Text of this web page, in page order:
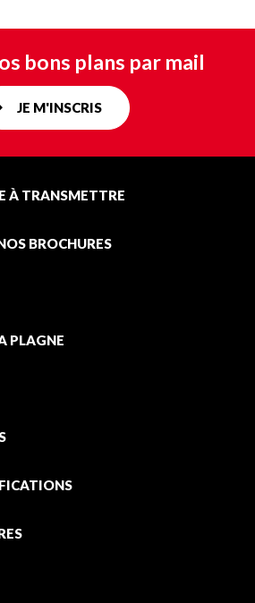
bons plans par mail
JE M'INSCRIS
À TRANSMETTRE
BROCHURES
PLAGNE